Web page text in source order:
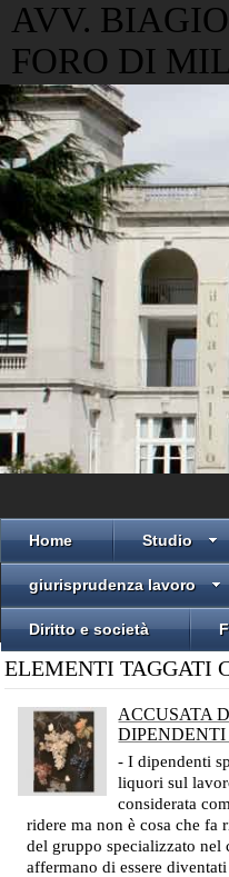
AVV.
FORO DI
Home Studio
giurisprudenza lavoro
Diritto e società
ELEMENTI TAGGATI
ACCUSATA
DIPENDENTI
- I dipendenti
liquori sul
considerata
ridere ma non è cosa che fa
del gruppo specializzato
affermano di essere